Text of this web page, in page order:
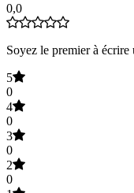
0,0
Soyez le premier à
5
0
4
0
3
0
2
0